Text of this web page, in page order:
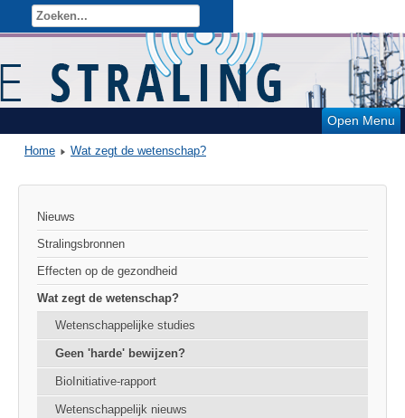
Open Menu
Home Wat zegt de wetenschap?
Nieuws
Stralingsbronnen
Effecten op de gezondheid
Wat zegt de wetenschap?
Wetenschappelijke studies
Geen 'harde' bewijzen?
BioInitiative-rapport
Wetenschappelijk nieuws